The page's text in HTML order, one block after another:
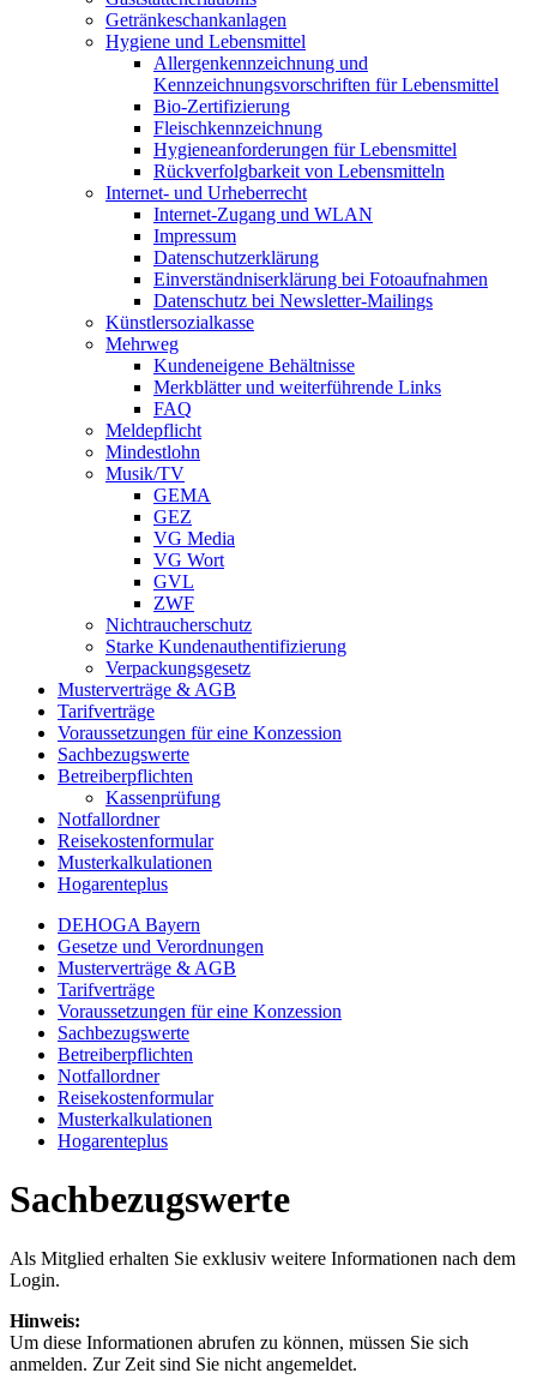
Getränkeschankanlagen
Hygiene und Lebensmittel
Allergenkennzeichnung und
Kennzeichnungsvorschriften für Lebensmittel
Bio-Zertifizierung
Fleischkennzeichnung
Hygieneanforderungen für Lebensmittel
Rückverfolgbarkeit von Lebensmitteln
Internet- und Urheberrecht
Internet-Zugang und WLAN
Impressum
Datenschutzerklärung
Einverständniserklärung bei Fotoaufnahmen
Datenschutz bei Newsletter-Mailings
Künstlersozialkasse
Mehrweg
Kundeneigene Behältnisse
Merkblätter und weiterführende Links
FAQ
Meldepflicht
Mindestlohn
Musik/TV
GEMA
GEZ
VG Media
VG Wort
GVL
ZWF
Nichtraucherschutz
Starke Kundenauthentifizierung
Verpackungsgesetz
Musterverträge & AGB
Tarifverträge
Voraussetzungen für eine Konzession
Sachbezugswerte
Betreiberpflichten
Kassenprüfung
Notfallordner
Reisekostenformular
Musterkalkulationen
Hogarenteplus
DEHOGA Bayern
Gesetze und Verordnungen
Musterverträge & AGB
Tarifverträge
Voraussetzungen für eine Konzession
Sachbezugswerte
Betreiberpflichten
Notfallordner
Reisekostenformular
Musterkalkulationen
Hogarenteplus
Sachbezugswerte
Als Mitglied erhalten Sie exklusiv weitere Informationen nach dem
Login.
Hinweis:
Um diese Informationen abrufen zu können, müssen Sie sich
anmelden. Zur Zeit sind Sie nicht angemeldet.